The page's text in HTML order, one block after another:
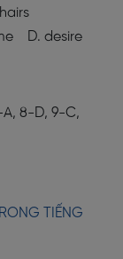
D. desire
8-D, 9-C,
TIẾNG